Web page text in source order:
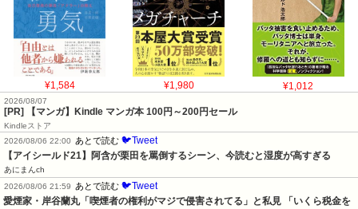
¥1,584 ¥1,980 ¥1,012
2026/08/07
[PR] 【マンガ】Kindle マンガ本 100円～200円セール
Kindleストア
2026/08/06 22:00
あとで読む 🐦Tweet
【アイシールド21】阿含が栗田を罵倒するシーン、今読むと湿度が高すぎる
あにまんch
2026/08/06 21:59
あとで読む 🐦Tweet
愛煙家・岸谷蘭丸「喫煙者の権利がマジで侵害されてる」と私見 「いくら税金を